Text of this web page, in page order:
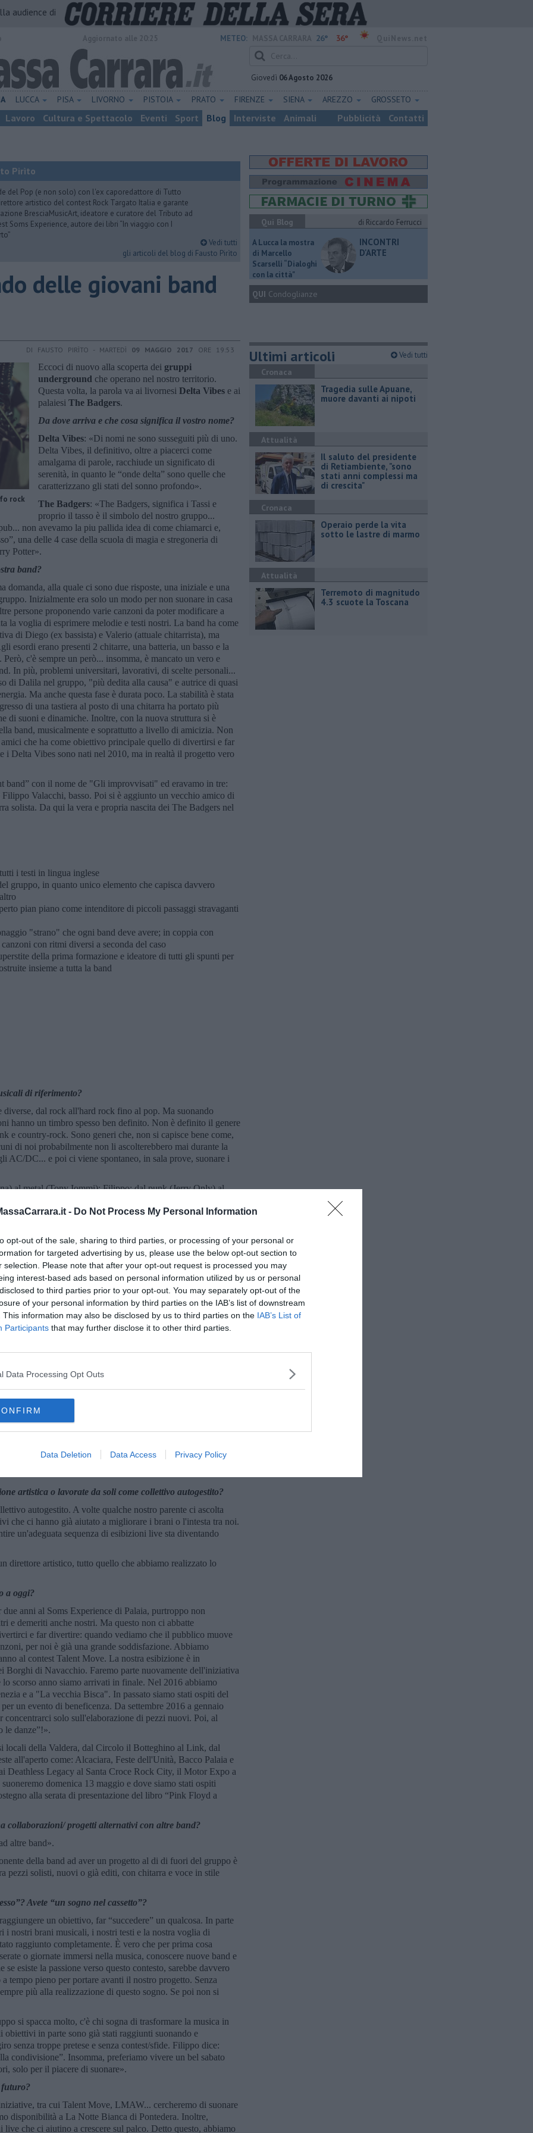
- Do Not Process My Personal Information
opt-out of the sale, sharing to third parties, or processing of your personal or
for targeted advertising by us, please use the below opt-out section to
selection. Please note that after your opt-out request is processed you may
interest-based ads based on personal information utilized by us or personal
to third parties prior to your opt-out. You may separately opt-out of the
of your personal information by third parties on the IAB’s list of downstream
This information may also be disclosed by us to third parties on the IAB’s List of
Participants that may further disclose it to other third parties.
Data Processing Opt Outs
Data Deletion Data Access Privacy Policy
audience di
METEO: 26° 36°
Giovedì 06 Agosto 2026
LUCCA PISA LIVORNO PISTOIA PRATO FIRENZE SIENA AREZZO GROSSETO
Lavoro Cultura e Spettacolo Eventi Sport Blog Interviste Animali Pubblicità Contatti
Pirìto
del Pop (e non solo) con l'ex caporedattore di Tutto
artistico del contest Rock Targato Italia e garante
BresciaMusicArt, ideatore e curatore del Tributo ad
Soms Experience, autore dei libri “In viaggio con I
Vedi tutti
gli articoli del blog di Fausto Pirìto
delle giovani band
DI FAUSTO PIRÌTO - MARTEDÌ 09 MAGGIO 2017 ORE 19:53
rock
Eccoci di nuovo alla scoperta dei gruppi
underground che operano nel nostro territorio.
Questa volta, la parola va ai livornesi Delta Vibes e ai
palaiesi The Badgers.
Da dove arriva e che cosa significa il vostro nome?
Delta Vibes: «Di nomi ne sono susseguiti più di uno.
Delta Vibes, il definitivo, oltre a piacerci come
amalgama di parole, racchiude un significato di
serenità, in quanto le “onde delta” sono quelle che
caratterizzano gli stati del sonno profondo».
The Badgers: «The Badgers, significa i Tassi e
proprio il tasso è il simbolo del nostro gruppo...
non avevamo la piu pallida idea di come chiamarci e,
una delle 4 case della scuola di magia e stregoneria di
Potter».
band?
domanda, alla quale ci sono due risposte, una iniziale e una
Inizialmente era solo un modo per non suonare in casa
persone proponendo varie canzoni da poter modificare a
la voglia di esprimere melodie e testi nostri. La band ha come
di Diego (ex bassista) e Valerio (attuale chitarrista), ma
esordi erano presenti 2 chitarre, una batteria, un basso e la
c'è sempre un però... insomma, è mancato un vero e
In più, problemi universitari, lavorativi, di scelte personali...
di Dalila nel gruppo, "più dedita alla causa" e autrice di quasi
Ma anche questa fase è durata poco. La stabilità è stata
di una tastiera al posto di una chitarra ha portato più
di suoni e dinamiche. Inoltre, con la nuova struttura si è
band, musicalmente e soprattutto a livello di amicizia. Non
che ha come obiettivo principale quello di divertirsi e far
Delta Vibes sono nati nel 2010, ma in realtà il progetto vero
band” con il nome de "Gli improvvisati" ed eravamo in tre:
Valacchi, basso. Poi si è aggiunto un vecchio amico di
solista. Da qui la vera e propria nascita dei The Badgers nel
i testi in lingua inglese
gruppo, in quanto unico elemento che capisca davvero
pian piano come intenditore di piccoli passaggi stravaganti
"strano" che ogni band deve avere; in coppia con
con ritmi diversi a seconda del caso
della prima formazione e ideatore di tutti gli spunti per
insieme a tutta la band
di riferimento?
diverse, dal rock all'hard rock fino al pop. Ma suonando
hanno un timbro spesso ben definito. Non è definito il genere
e country-rock. Sono generi che, non si capisce bene come,
di noi probabilmente non li ascolterebbero mai durante la
AC/DC... e poi ci viene spontaneo, in sala prove, suonare i
al metal (Tony Iommi); Filippo: dal punk (Jerry Only) al
De Piscopo) e “nu metal” (John Dolmayan); Andrea:
Marilena: metal, grunge, punk fino all'apertura allo
Clearwater Revival). Personaggi di riferimento della
Misfits, Iron Maiden e System of a Down. L'orientamento
un pizzico di metal».
affrontate?
lingua inglese e parlano in genere di situazioni ricorrenti in
e descritte da metafore. Dalila scrive direttamente i testi in
con una canzone in italiano, con testo scritto da
che ogni giorno i giovani devono sopportare in una
futuro spesso alquanto cupo».
canzoni e i nostri testi sono ispirati da vari temi: ricerca
stato attuale delle cose e protesta rabbiosa contro la società
e quando?
niente di importante, a parte qualche canzone giusto per
ma sono registrazioni amatoriali eseguite direttamente
presso l'Elfland Studio; la prima, “Human Psycho”, con linea
testo e voce di Marilena, per la compilation “Rock e
artistica o lavorate da soli come collettivo autogestito?
autogestito. A volte qualche nostro parente ci ascolta
che ci hanno già aiutato a migliorare i brani o l'intesta tra noi.
un'adeguata sequenza di esibizioni live sta diventando
direttore artistico, tutto quello che abbiamo realizzato lo
a oggi?
anni al Soms Experience di Palaia, purtroppo non
e demeriti anche nostri. Ma questo non ci abbatte
e far divertire: quando vediamo che il pubblico muove
per noi è già una grande soddisfazione. Abbiamo
al contest Talent Move. La nostra esibizione è in
Borghi di Navacchio. Faremo parte nuovamente dell'iniziativa
scorso anno siamo arrivati in finale. Nel 2016 abbiamo
e a "La vecchia Bisca". In passato siamo stati ospiti del
un evento di beneficenza. Da settembre 2016 a gennaio
solo sull'elaborazione di pezzi nuovi. Poi, al
le danze”!».
locali della Valdera, dal Circolo il Botteghino al Link, dal
all'aperto come: Alcaciara, Feste dell'Unità, Bacco Palaia e
Deathless Legacy al Santa Croce Rock City, il Motor Expo a
domenica 13 maggio e dove siamo stati ospiti
alla serata di presentazione del libro “Pink Floyd a
collaborazioni/ progetti alternativi con altre band?
altre band».
della band ad aver un progetto al di di fuori del gruppo è
pezzi solisti, nuovi o già editi, con chitarra e voce in stile
Avete “un sogno nel cassetto”?
un obiettivo, far “succedere” un qualcosa. In parte
i nostri brani musicali, i nostri testi e la nostra voglia di
raggiunto completamente. È vero che per prima cosa
o giornate immersi nella musica, conoscere nuove band e
esiste la passione verso questo contesto, sarebbe davvero
tempo pieno per portare avanti il nostro progetto. Senza
più alla realizzazione di questo sogno. Se poi non si
si spacca molto, c'è chi sogna di trasformare la musica in
in parte sono già stati raggiunti suonando e
senza troppe pretese e senza contest/sfide. Filippo dice:
condivisione”. Insomma, preferiamo vivere un bel sabato
solo per il piacere di suonare».
futuro?
tra cui Talent Move, LMAW... cercheremo di suonare
disponibilità a La Notte Bianca di Pontedera. Inoltre,
che ci aiutino a crescere sul palco. Detto questo, abbiamo
Qui Blog
di Riccardo Ferrucci
A Lucca la mostra
di Marcello
Scarselli “Dialoghi
con la città"
INCONTRI
D'ARTE
QUI Condoglianze
Ultimi articoli Vedi tutti
Cronaca
Tragedia sulle Apuane,
muore davanti ai nipoti
Attualità
Il saluto del presidente
di Retiambiente, "sono
stati anni complessi ma
di crescita"
Cronaca
Operaio perde la vita
sotto le lastre di marmo
Attualità
Terremoto di magnitudo
4.3 scuote la Toscana